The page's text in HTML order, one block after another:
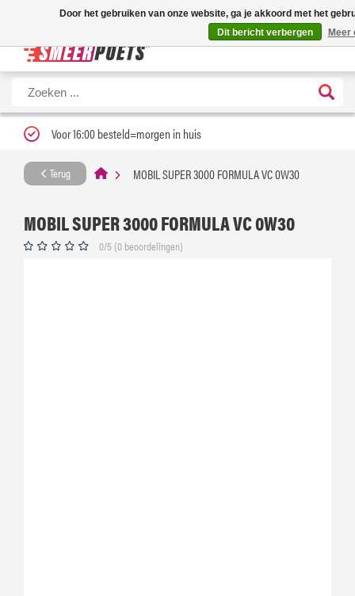
Nieuwe levertijd: 1 tot 3 werkdagen | Nu 25% korting op gehele
Voor 16:00 besteld=morgen in huis
Terug MOBIL SUPER 3000 FORMULA VC 0W30
MOBIL SUPER 3000 FORMULA VC 0W30
0/5 (0 beoordelingen)
Door het gebruiken van onze website, ga je akkoord met het
Dit bericht verbergen
Meer